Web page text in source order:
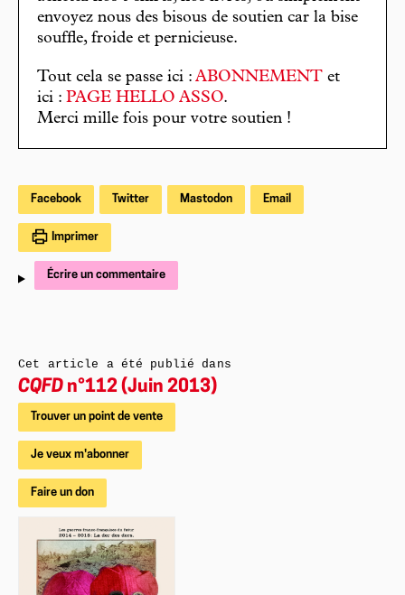
envoyez nous des bisous de soutien car la bise
souffle, froide et pernicieuse.
Tout cela se passe ici : ABONNEMENT et
ici : PAGE HELLO ASSO.
Merci mille fois pour votre soutien !
Facebook Twitter Mastodon Email
Imprimer
Écrire un commentaire
Cet article a été publié dans
CQFD n°112 (Juin 2013)
Trouver un point de vente
Je veux m'abonner
Faire un don